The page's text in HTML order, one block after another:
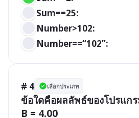
Sum==25:
Number>102:
Number==“102”:
# 4 เลือกประเภท
ข้อใดคือผลลัพธ์ของโปรแก
B = 4.00